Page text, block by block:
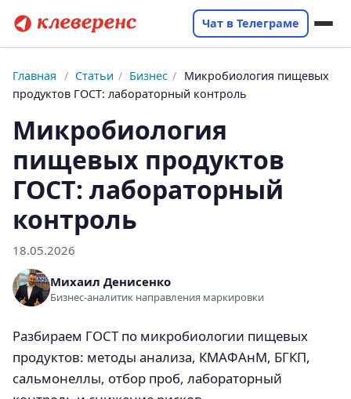
Чат в Телеграме
Главная / Статьи / Бизнес / Микробиология пищевых
продуктов ГОСТ: лабораторный контроль
Микробиология
пищевых продуктов
ГОСТ: лабораторный
контроль
18.05.2026
Михаил Денисенко
Бизнес-аналитик направления маркировки
Разбираем ГОСТ по микробиологии пищевых
продуктов: методы анализа, КМАФАнМ, БГКП,
сальмонеллы, отбор проб, лабораторный